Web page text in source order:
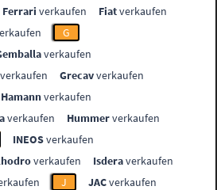
Ferrari verkaufen Fiatverkaufen
G
verkaufen
verkaufen Grecavverkaufen
Hamannverkaufen
verkaufen Hummerverkaufen
INEOSverkaufen
verkaufen Isderaverkaufen
J JACverkaufen